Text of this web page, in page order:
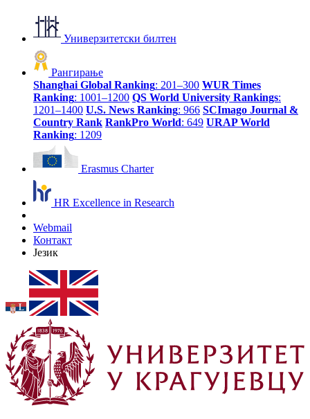
Универзитетски билтен
Рангирање
Shanghai Global Ranking: 201–300 WUR Times
Ranking: 1001–1200 QS World University Rankings:
1201–1400 U.S. News Ranking: 966 SCImago Journal &
Country Rank RankPro World: 649 URAP World
Ranking: 1209
Erasmus Charter
HR Excellence in Research
Webmail
Контакт
Језик